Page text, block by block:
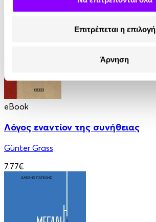
Επιτρέπεται η επιλογή
Άρνηση
13.90€
eBook
Λόγος εναντίον της συνήθειας
Günter Grass
7.77€